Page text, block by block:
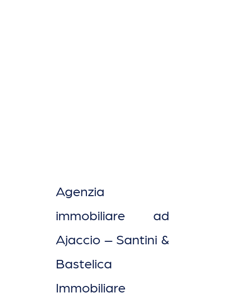
Agenzia
immobiliare ad
Ajaccio – Santini &
Bastelica
Immobiliare